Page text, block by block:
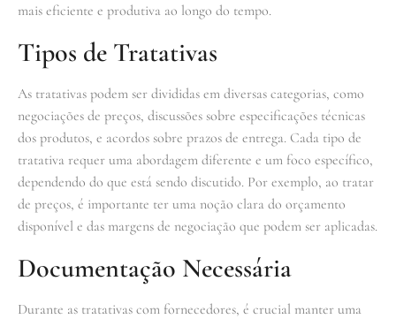
mais eficiente e produtiva ao longo do tempo.
Tipos de Tratativas
As tratativas podem ser divididas em diversas categorias, como
negociações de preços, discussões sobre especificações técnicas
dos produtos, e acordos sobre prazos de entrega. Cada tipo de
tratativa requer uma abordagem diferente e um foco específico,
dependendo do que está sendo discutido. Por exemplo, ao tratar
de preços, é importante ter uma noção clara do orçamento
disponível e das margens de negociação que podem ser aplicadas.
Documentação Necessária
Durante as tratativas com fornecedores, é crucial manter uma